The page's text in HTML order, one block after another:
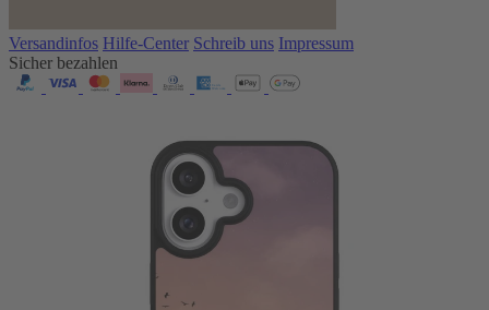
Versandinfos Hilfe-Center Schreib uns Impressum
Sicher bezahlen